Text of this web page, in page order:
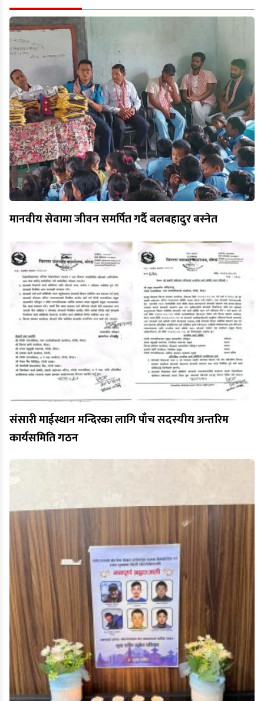
मानवीय सेवामा जीवन समर्पित गर्दै बलबहादुर बस्नेत
संसारी माईस्थान मन्दिरका लागि पाँच सदस्यीय अन्तरिम
कार्यसमिति गठन